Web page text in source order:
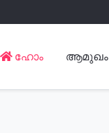
ഹോം ആമുഖം